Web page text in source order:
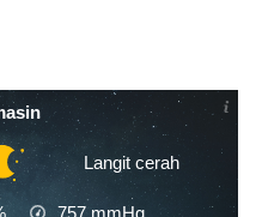
Langit cerah
757 mmHg